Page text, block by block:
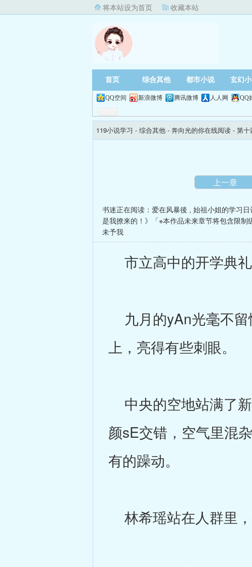
将本站设为首页 收藏本站
首页 综合其他 都市小说 玄幻
QQ空间 新浪微博 腾讯微博 人人网 QQ
119小说学习 - 综合其他 - 奔向光的你在线阅读 - 第十
上一章
书迷正在阅读： 爱在风暴後 , 始祖小姐的学习
是我撩来的！》「※本作品未来章节将包含限
未予我
市立高中的开学典礼
九月的yAn光毫不留
上，亮得有些刺眼。
中央的空地站满了
颜sE交错，空气里混
有的躁动。
林希瑶站在人群里，